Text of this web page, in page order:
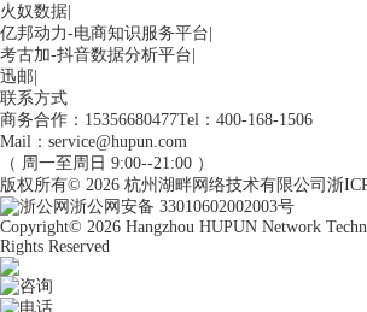
火奴数据|
亿邦动力-电商知识服务平台|
考古加-抖音数据分析平台|
迅邮|
联系方式
商务合作：15356680477Tel：400-168-1506
Mail：service@hupun.com
（ 周一至周日 9:00--21:00 ）
版权所有© 2026 杭州湖畔网络技术有限公司 浙
浙公网安备 33010602002003号
Copyright© 2026 Hangzhou HUPUN Network
Rights Reserved
咨询
电话